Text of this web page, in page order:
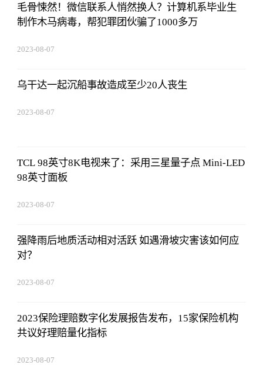
毛骨悚然！微信联系人悄然换人？计算机系毕业生
制作木马病毒，帮犯罪团伙骗了1000多万
2023-08-07
乌干达一起沉船事故造成至少20人丧生
2023-08-07
TCL 98英寸8K电视来了：采用三星量子点 Mini-LED
98英寸面板
2023-08-07
强降雨后地质活动相对活跃 如遇滑坡灾害该如何应
对？
2023-08-07
2023保险理赔数字化发展报告发布，15家保险机构
共议好理赔量化指标
2023-08-07